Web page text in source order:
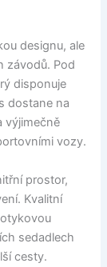
designu, ale
závodů. Pod
disponuje
dostane na
výjimečně
vozy.
prostor,
Kvalitní
sedadlech
cesty.